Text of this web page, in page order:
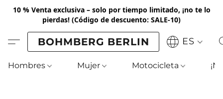
10 % Venta exclusiva – solo por tiempo limitado, ¡no te lo
pierdas! (Código de descuento: SALE-10)
BOHMBERG BERLIN ES
Hombres Mujer Motocicleta